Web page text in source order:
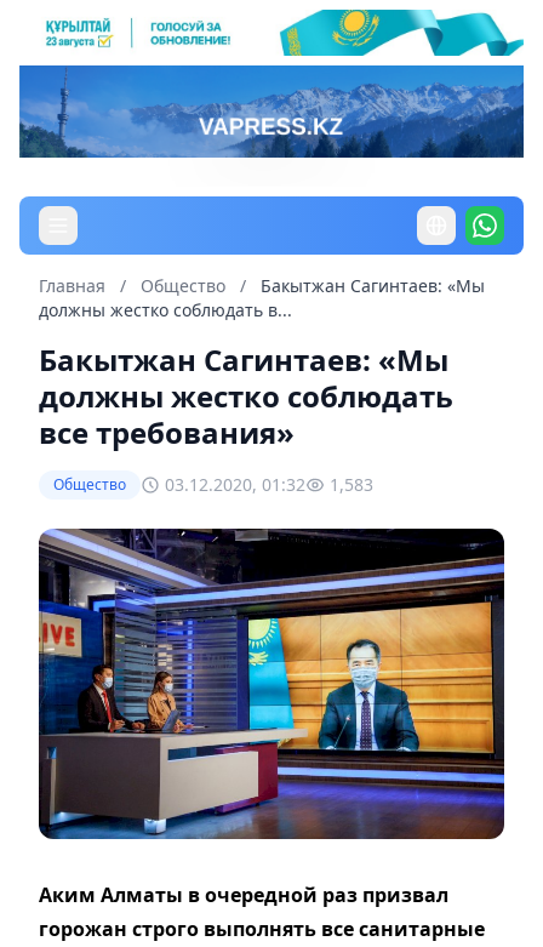
Главная / Общество /
Бакытжан Сагинтаев: «Мы
должны жестко соблюдать в...
Бакытжан Сагинтаев: «Мы
должны жестко соблюдать
все требования»
Общество 03.12.2020, 01:32 1,583
Аким Алматы в очередной раз призвал
горожан строго выполнять все санитарные